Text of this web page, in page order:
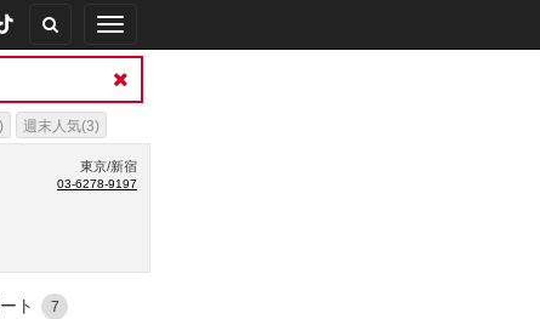
Toggle
navigation
週末人気(3)
東京/新宿
03-6278-9197
ト 7